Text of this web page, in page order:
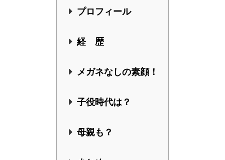
プロフィール
経 歴
メガネなしの素顔！
子役時代は？
母親も？